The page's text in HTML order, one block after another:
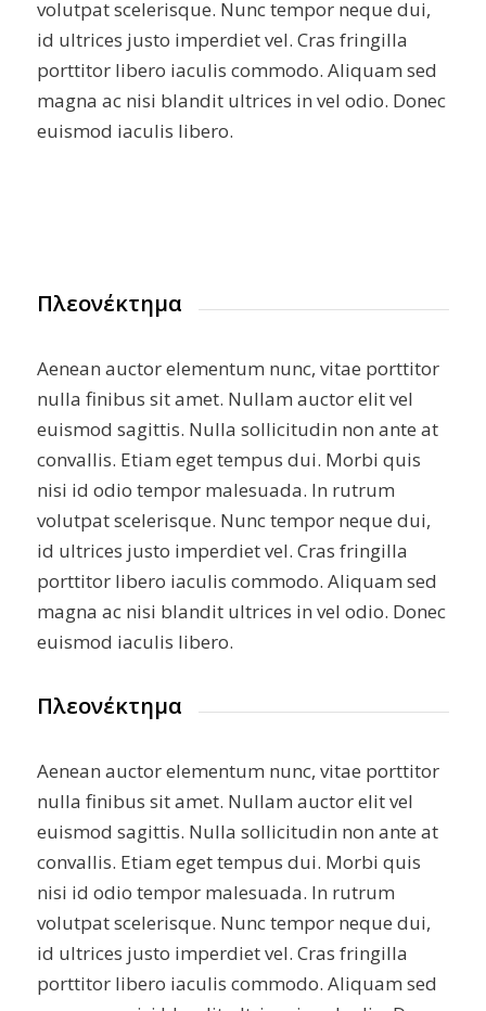
volutpat scelerisque. Nunc tempor neque dui,
id ultrices justo imperdiet vel. Cras fringilla
porttitor libero iaculis commodo. Aliquam sed
magna ac nisi blandit ultrices in vel odio. Donec
euismod iaculis libero.
Πλεονέκτημα
Aenean auctor elementum nunc, vitae porttitor
nulla finibus sit amet. Nullam auctor elit vel
euismod sagittis. Nulla sollicitudin non ante at
convallis. Etiam eget tempus dui. Morbi quis
nisi id odio tempor malesuada. In rutrum
volutpat scelerisque. Nunc tempor neque dui,
id ultrices justo imperdiet vel. Cras fringilla
porttitor libero iaculis commodo. Aliquam sed
magna ac nisi blandit ultrices in vel odio. Donec
euismod iaculis libero.
Πλεονέκτημα
Aenean auctor elementum nunc, vitae porttitor
nulla finibus sit amet. Nullam auctor elit vel
euismod sagittis. Nulla sollicitudin non ante at
convallis. Etiam eget tempus dui. Morbi quis
nisi id odio tempor malesuada. In rutrum
volutpat scelerisque. Nunc tempor neque dui,
id ultrices justo imperdiet vel. Cras fringilla
porttitor libero iaculis commodo. Aliquam sed